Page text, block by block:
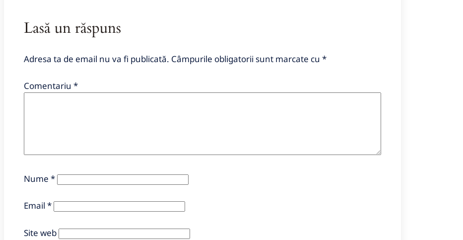
Lasă un răspuns
Adresa ta de email nu va fi publicată. Câmpurile obligatorii sunt marcate cu *
Comentariu *
Nume *
Email *
Site web